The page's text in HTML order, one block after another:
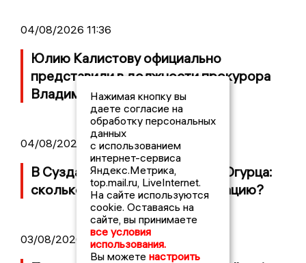
04/08/2026 11:36
Юлию Калистову официально
представили в должности прокурора
Владимирской области
04/08/2026 09:01
В Суздале прошёл Фестиваль Огурца:
сколько потратили на организацию?
03/08/2026 14:13
Нажимая кнопку вы
даете согласие на
обработку персональных
данных
с использованием
интернет-сервиса
Яндекс.Метрика,
top.mail.ru, LiveInternet.
На сайте используются
cookie. Оставаясь на
сайте, вы принимаете
все условия
использования.
Вы можете настроить